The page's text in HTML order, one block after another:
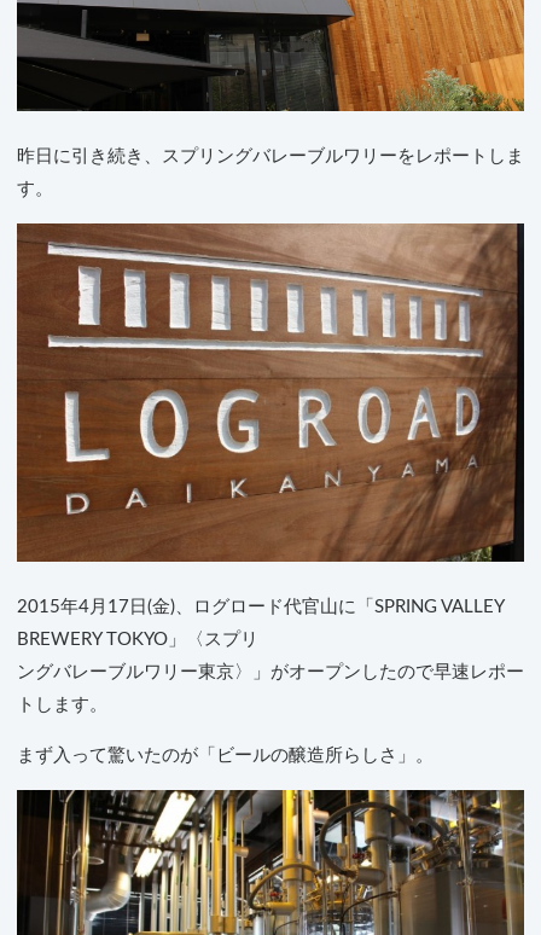
昨日に引き続き、スプリングバレーブルワリーをレポートしま
す。
2015年4月17日(金)、ログロード代官山に「SPRING VALLEY
BREWERY TOKYO」〈スプリ
ングバレーブルワリー東京〉」がオープンしたので早速レポー
トします。
まず入って驚いたのが「ビールの醸造所らしさ」。